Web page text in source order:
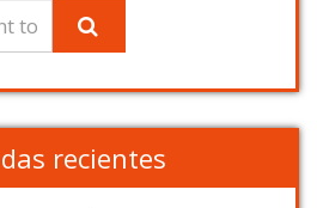
recientes